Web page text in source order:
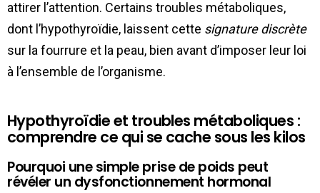
attirer l’attention. Certains troubles métaboliques,
dont l’hypothyroïdie, laissent cette signature discrète
sur la fourrure et la peau, bien avant d’imposer leur loi
à l’ensemble de l’organisme.
Hypothyroïdie et troubles métaboliques :
comprendre ce qui se cache sous les kilos
Pourquoi une simple prise de poids peut
révéler un dysfonctionnement hormonal